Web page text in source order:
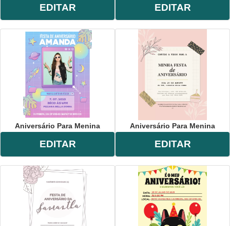
EDITAR EDITAR
Aniversário Para Menina
EDITAR
Aniversário Para Menina
EDITAR